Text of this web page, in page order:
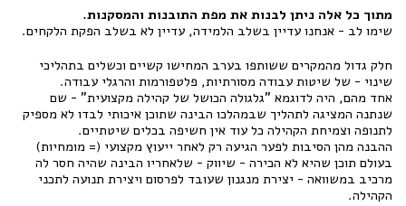
מתוך כל אלה ניתן לבנות את מפת התובנות והמסקנות.
שימו לב - אנחנו עדיין בשלב הלמידה, עדיין לא בשלב הפקת הלקחים.
חלק גדול מהמקרים ששותפו בערב המחישו קשיים וכשלים בתהליכי
שינוי - של שיטות עבודה מסורתיות, פלטפורמות והרגלי עבודה.
אחד מהם, היה לדוגמא "גלגולה הכושל של קהילה מקצועית" - שם
שנתנה המציגה לתהליך שבמהלכו הבינה שתוכן איכותי לבדו לא מספיק
לתנופה וצמיחת הקהילה כל עוד אין חשיפה בכלים שיטתיים.
ההבנה מהן הסיבות לפער הגיעה רק לאחר ייעוץ מקצועי (= מומחיות)
בעולם תוכן שהיא לא הכירה - שיווק - שלאחריו הבינה שהיה חסר לה
מרכיב במשוואה - יצירת מנגנון שעובד לפרסום ויצירת תנועה לתכני
הקהילה.